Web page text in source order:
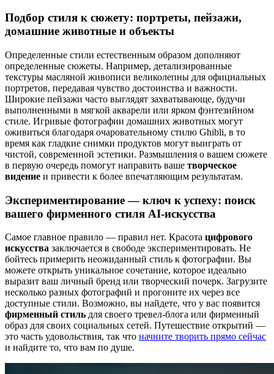
Подбор стиля к сюжету: портреты, пейзажи,
домашние животные и объекты
Определенные стили естественным образом дополняют
определенные сюжеты. Например, детализированные
текстуры масляной живописи великолепны для официальных
портретов, передавая чувство достоинства и важности.
Широкие пейзажи часто выглядят захватывающе, будучи
выполненными в мягкой акварели или ярком фэнтезийном
стиле. Игривые фотографии домашних животных могут
оживиться благодаря очаровательному стилю Ghibli, в то
время как гладкие снимки продуктов могут выиграть от
чистой, современной эстетики. Размышления о вашем сюжете
в первую очередь помогут направить ваше творческое
видение и привести к более впечатляющим результатам.
Экспериментирование — ключ к успеху: поиск
вашего фирменного стиля AI-искусства
Самое главное правило — правил нет. Красота цифрового
искусства заключается в свободе экспериментировать. Не
бойтесь примерить неожиданный стиль к фотографии. Вы
можете открыть уникальное сочетание, которое идеально
выразит ваш личный бренд или творческий почерк. Загрузите
несколько разных фотографий и прогоните их через все
доступные стили. Возможно, вы найдете, что у вас появится
фирменный стиль для своего тревел-блога или фирменный
образ для своих социальных сетей. Путешествие открытий —
это часть удовольствия, так что начните творить прямо сейчас
и найдите то, что вам по душе.